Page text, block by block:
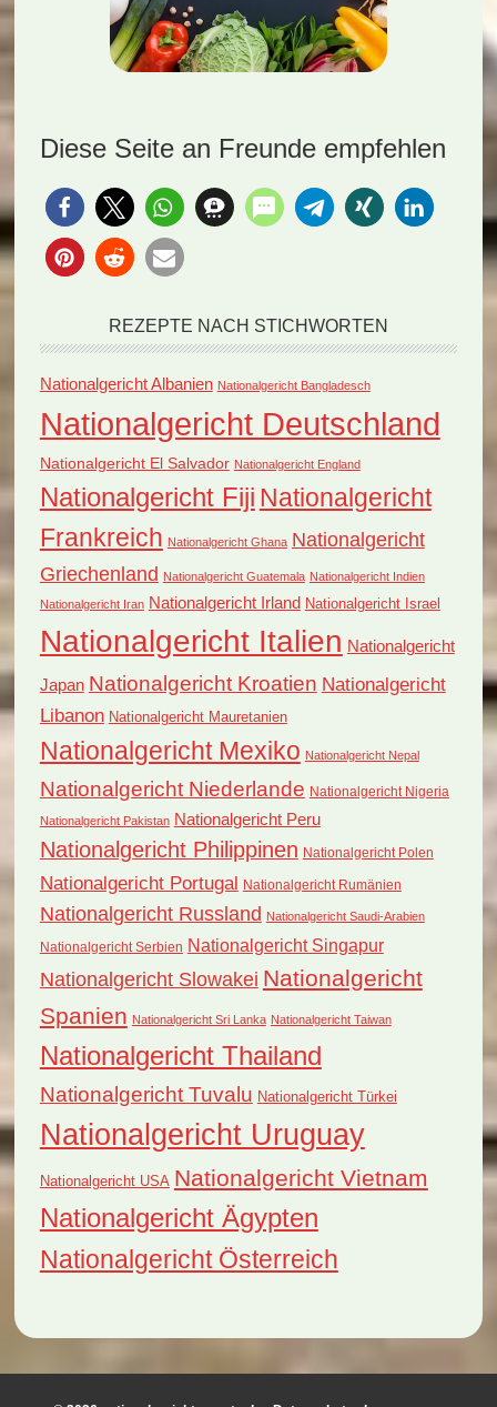
Diese Seite an Freunde empfehlen
REZEPTE NACH STICHWORTEN
Nationalgericht Albanien Nationalgericht Bangladesch
Nationalgericht Deutschland
Nationalgericht El Salvador Nationalgericht England
Nationalgericht Fiji Nationalgericht
Frankreich Nationalgericht Ghana Nationalgericht
Griechenland Nationalgericht Guatemala Nationalgericht Indien
Nationalgericht Iran Nationalgericht Irland Nationalgericht Israel
Nationalgericht Italien Nationalgericht
Japan Nationalgericht Kroatien Nationalgericht
Libanon Nationalgericht Mauretanien
Nationalgericht Mexiko Nationalgericht Nepal
Nationalgericht Niederlande Nationalgericht Nigeria
Nationalgericht Pakistan Nationalgericht Peru
Nationalgericht Philippinen Nationalgericht Polen
Nationalgericht Portugal Nationalgericht Rumänien
Nationalgericht Russland Nationalgericht Saudi-Arabien
Nationalgericht Serbien Nationalgericht Singapur
Nationalgericht Slowakei Nationalgericht
Spanien Nationalgericht Sri Lanka Nationalgericht Taiwan
Nationalgericht Thailand
Nationalgericht Tuvalu Nationalgericht Türkei
Nationalgericht Uruguay
Nationalgericht USA Nationalgericht Vietnam
Nationalgericht Ägypten
Nationalgericht Österreich